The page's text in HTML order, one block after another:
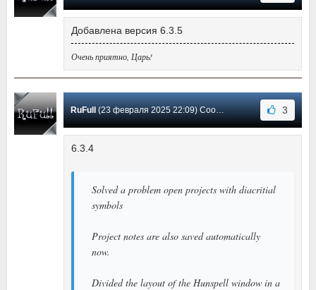
Добавлена версия 6.3.5
Очень приятно, Царь!
RuFull(23 февраля 2025 22:09) Сообщение #62 3
6.3.4
Solved a problem open projects with diacritial
symbols
Project notes are also saved automatically
now.
Divided the layout of the Hunspell window in a